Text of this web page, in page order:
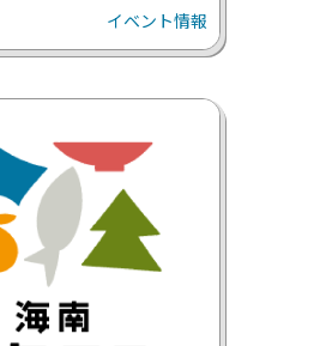
イベント情報